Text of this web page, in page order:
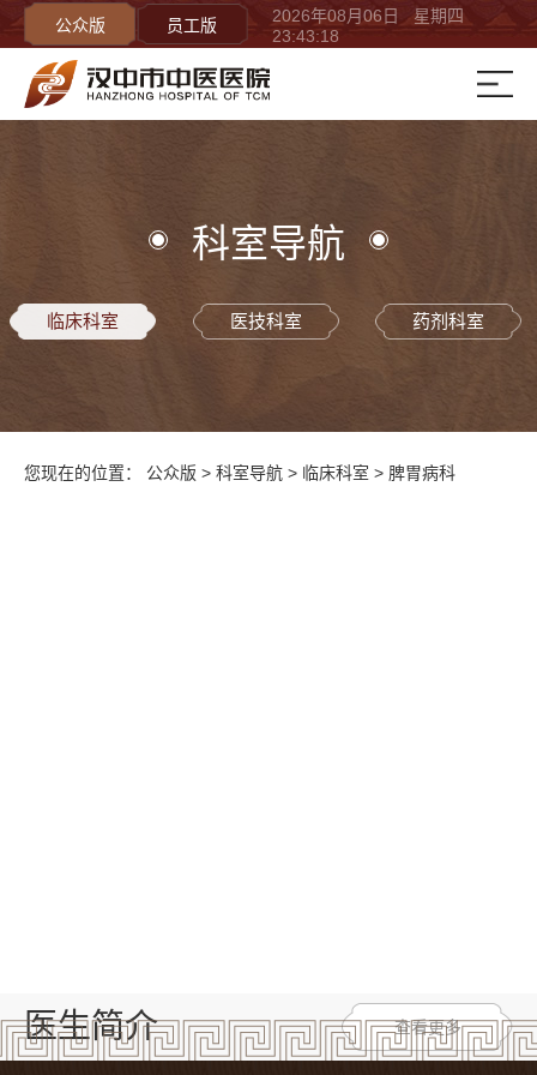
公众版 员工版
2026年08月06日 星期四
23:43:18
科室导航
临床科室 医技科室 药剂科室
您现在的位置： 公众版 > 科室导航 > 临床科室 > 脾胃病科
医生简介 查看更多